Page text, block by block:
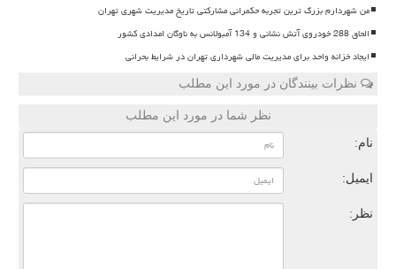
من شهردارم بزرگ ترین تجربه حکمرانی مشارکتی تاریخ مدیریت شهری تهران
الحاق 288 خودروی آتش نشانی و 134 آمبولانس به ناوگان امدادی کشور
ایجاد خزانه واحد برای مدیریت مالی شهرداری تهران در شرایط بحرانی
نظرات بینندگان در مورد این مطلب
نظر شما در مورد این مطلب
نام:
ایمیل:
نظر: